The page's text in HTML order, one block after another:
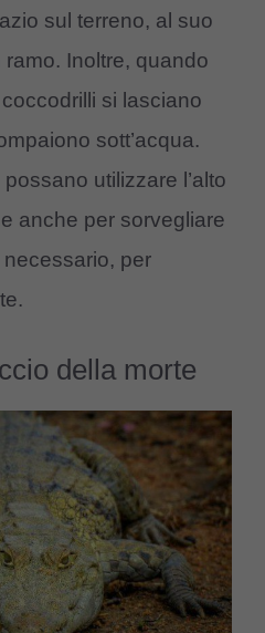
sul terreno, al suo
Inoltre, quando
si lasciano
sott’acqua.
utilizzare l’alto
anche per sorvegliare
per
della morte